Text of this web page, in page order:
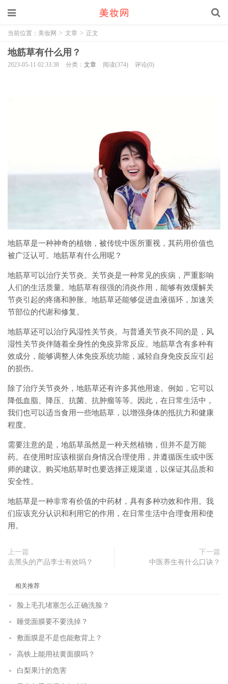
当前位置： 美妆网 > 文章 > 正文
地筋草有什么用？
2023-05-11 02:33:38 分类： 文章 阅读(374) 评论(0)
地筋草是一种神奇的植物，被传统中医所重视，其药用价值也
被广泛认可。地筋草有什么用呢？
地筋草可以治疗关节炎。关节炎是一种常见的疾病，严重影响
人们的生活质量。地筋草有很强的消炎作用，能够有效缓解关
节炎引起的疼痛和肿胀。地筋草还能够促进血液循环，加速关
节部位的代谢和修复。
地筋草还可以治疗风湿性关节炎。与普通关节炎不同的是，风
湿性关节炎伴随着全身性的免疫异常反应。地筋草含有多种有
效成分，能够调整人体免疫系统功能，减轻自身免疫反应引起
的损伤。
除了治疗关节炎外，地筋草还有许多其他用途。例如，它可以
降低血脂、降压、抗菌、抗肿瘤等等。因此，在日常生活中，
我们也可以适当食用一些地筋草，以增强身体的抵抗力和健康
程度。
需要注意的是，地筋草虽然是一种天然植物，但并不是万能
药。在使用时应该根据自身情况合理使用，并遵循医生或中医
师的建议。购买地筋草时也要选择正规渠道，以保证其品质和
安全性。
地筋草是一种非常有价值的中药材，具有多种功效和作用。我
们应该充分认识和利用它的作用，在日常生活中合理食用和使
用。
上一篇
去黑头的产品李士有效吗？
下一篇
中医养生有什么口诀？
相关推荐
脸上毛孔堵塞怎么正确洗脸？
睡觉面膜要不要洗掉？
敷面膜是不是也能敷背上？
高铁上能用祛黄面膜吗？
白梨果汁的危害